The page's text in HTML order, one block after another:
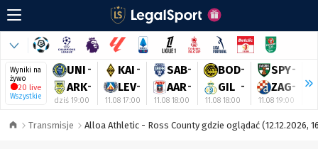
Wyniki na
żywo
20 live
Wszystkie
UNI -
ARK-
dziś 19:00
KAI -
LEV-
11.08 17:00
SAB-
AAR-
11.08 18:00
BOD-
GIL -
11.08 18:00
SPY-
ZAG-
11.08 19:00
Transmisje Alloa Athletic - Ross County gdzie oglądać (12.12.2026,